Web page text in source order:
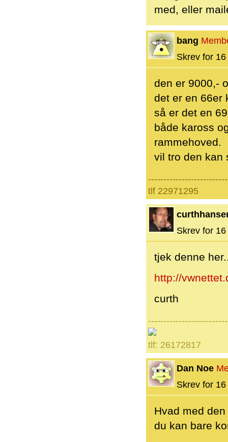
med, eller
bang
Skrev for
den er 9000,-
det er en 66er
så er det en
både kaross
rammehoved.
vil tro den kan
tlf 22971295
Skrev for
tjek denne
http://
curth
tlf: 26172817
Dan Noe
Skrev for
Hvad med
du kan bare